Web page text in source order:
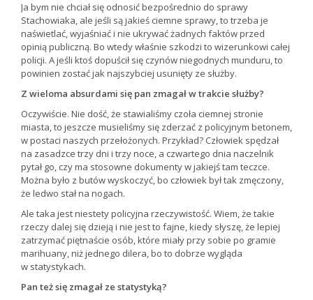
Ja bym nie chciał się odnosić bezpośrednio do sprawy
Stachowiaka, ale jeśli są jakieś ciemne sprawy, to trzeba je
naświetlać, wyjaśniać i nie ukrywać żadnych faktów przed
opinią publiczną. Bo wtedy właśnie szkodzi to wizerunkowi całej
policji. A jeśli ktoś dopuścił się czynów niegodnych munduru, to
powinien zostać jak najszybciej usunięty ze służby.
Z wieloma absurdami się pan zmagał w trakcie służby?
Oczywiście. Nie dość, że stawialiśmy czoła ciemnej stronie
miasta, to jeszcze musieliśmy się zderzać z policyjnym betonem,
w postaci naszych przełożonych. Przykład? Człowiek spędzał
na zasadzce trzy dni i trzy noce, a czwartego dnia naczelnik
pytał go, czy ma stosowne dokumenty w jakiejś tam teczce.
Można było z butów wyskoczyć, bo człowiek był tak zmęczony,
że ledwo stał na nogach.
Ale taka jest niestety policyjna rzeczywistość. Wiem, że takie
rzeczy dalej się dzieją i nie jest to fajne, kiedy słyszę, że lepiej
zatrzymać piętnaście osób, które miały przy sobie po gramie
marihuany, niż jednego dilera, bo to dobrze wygląda
w statystykach.
Pan też się zmagał ze statystyką?